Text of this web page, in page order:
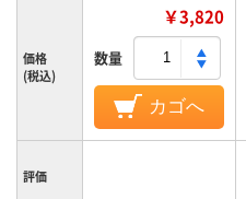
価格
(税込)
￥3,820
数量
カゴへ
評価